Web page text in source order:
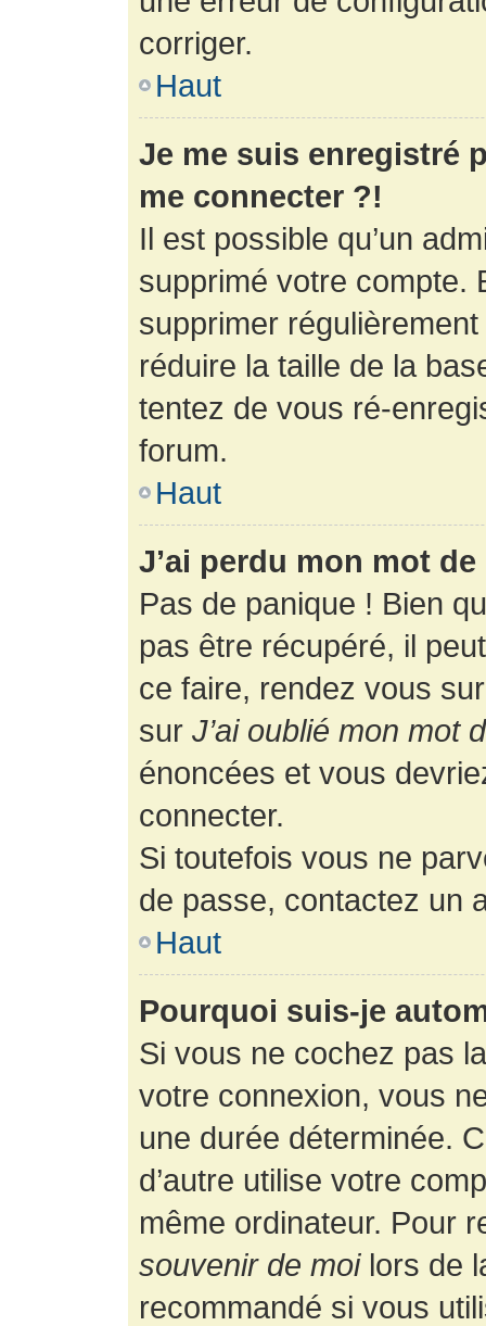
corriger.
Haut
Je me suis enregistré
me connecter ?!
Il est possible qu’un
supprimé votre compte.
supprimer
réduire la taille de la
tentez de vous ré-
forum.
Haut
J’ai perdu mon mot
Pas de panique ! Bien
pas être récupéré, il
ce faire, rendez vous
sur J’ai oublié mon mot
énoncées et vous
connecter.
Si toutefois vous ne
de passe, contactez un
Haut
Pourquoi suis-je
Si vous ne cochez pas
votre connexion, vous
une durée déterminée.
d’autre utilise votre
même ordinateur. Pour
souvenir de moilors de
recommandé si vous